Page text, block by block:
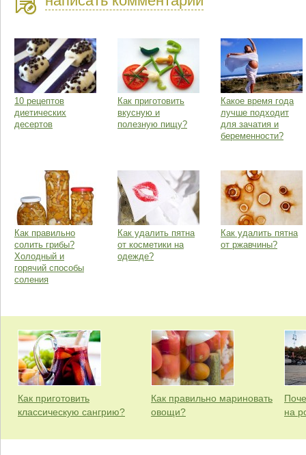
10 рецептов
диетических
десертов
Как приготовить
вкусную и
полезную пищу?
Какое время года
лучше подходит
для зачатия и
беременности?
Как правильно
солить грибы?
Холодный и
горячий способы
соления
Как удалить пятна
от косметики на
одежде?
Как удалить пятна
от ржавчины?
Как приготовить
классическую сангрию?
Как правильно мариновать
овощи?
на